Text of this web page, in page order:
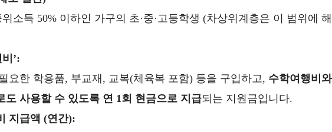
소득 50% 이하인 가구의 초·중·고등학생 (차상위계층은 이 범위에 해
’:
요한 학용품, 부교재, 교복(체육복 포함) 등을 구입하고, 수학여행비와
도 사용할 수 있도록 연 1회 현금으로 지급되는 지원금입니다.
지급액 (연간):